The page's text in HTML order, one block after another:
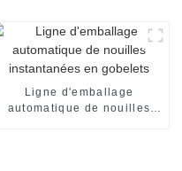
Ligne d'emballage
automatique de nouilles